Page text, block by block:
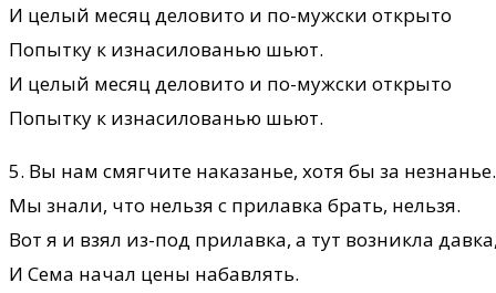
И целый месяц деловито и по-мужски открыто
Попытку к изнасилованью шьют.
И целый месяц деловито и по-мужски открыто
Попытку к изнасилованью шьют.
5. Вы нам смягчите наказанье, хотя бы за незнанье.
Мы знали, что нельзя с прилавка брать, нельзя.
Вот я и взял из-под прилавка, а тут возникла
И Сема начал цены набавлять.